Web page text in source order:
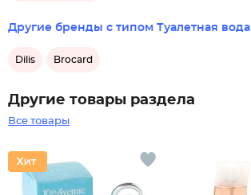
Другие бренды с типом Туалетная вода
Dilis Brocard
Другие товары раздела
Все товары